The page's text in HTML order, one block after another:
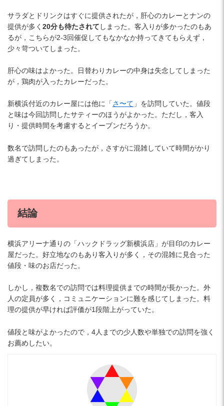
サラダとドリンクはすぐに提供されたが，肝心のカレーとナンの
提供が多く 20分も待たされて しまった。客入りが多かったのもあ
るが，こちらが2-3回催促してもなかなか持ってきてもらえず，
少々苛ついてしまった。
肝心の味はよかった。日替わりカレーの中身は失念してしまった
が，鶏肉が入ったカレーだった。
新横浜付近のカレー屋には他に「さ〜て 」を訪問していた。値段
と味は今回訪問したサティーのほうがよかった。ただし，客入
り・提供時間を考慮するとイーブンだろうか。
数名で訪問したのもあったが，さすがに混雑していて時間がかり
過ぎてしまった。
結論
横浜アリーナ通りの「ハックドラッグ新横浜店」が目印のカレー
屋だった。好立地なのもあり客入りが多く，その混雑に見合った
値段・味のお店だった。
しかし，複数名での訪問では料理提供までの時間が長かった。外
人の定員が多く，コミュニケーションに難を感じてしまった。料
理の提供が早ければ評価が1段階上がっていた。
値段と味がよかったので，4人までの少人数や単独での訪問を強く
お薦めしたい。